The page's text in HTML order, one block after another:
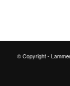
© Copyright -